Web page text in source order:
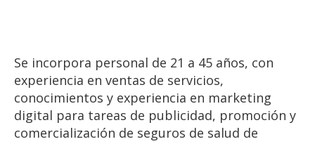
Se incorpora personal de 21 a 45 años, con
experiencia en ventas de servicios,
conocimientos y experiencia en marketing
digital para tareas de publicidad, promoción y
comercialización de seguros de salud de